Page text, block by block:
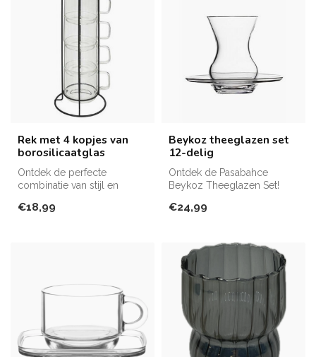
Rek met 4 kopjes van
borosilicaatglas
Ontdek de perfecte
combinatie van stijl en
met 4 Mok...
€18,99
Beykoz theeglazen set
12-delig
Ontdek de Pasabahce
Beykoz Theeglazen Set!
€24,99